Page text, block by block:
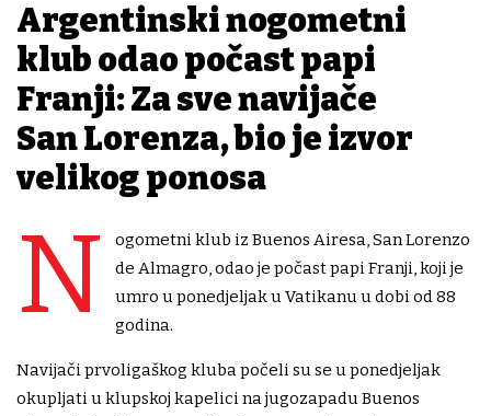
Argentinski nogometni
klub odao počast papi
Franji: Za sve navijače
San Lorenza, bio je izvor
velikog ponosa
N
ogometni klub iz Buenos Airesa, San Lorenzo
de Almagro, odao je počast papi Franji, koji je
umro u ponedjeljak u Vatikanu u dobi od 88
godina.
Navijači prvoligaškog kluba počeli su se u ponedjeljak
okupljati u klupskoj kapelici na jugozapadu Buenos